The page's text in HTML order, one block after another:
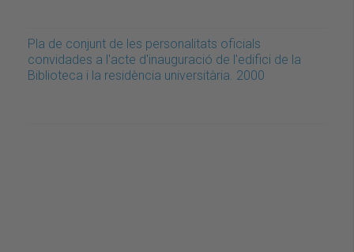
Pla de conjunt de les personalitats oficials
convidades a l'acte d'inauguració de l'edifici de la
Biblioteca i la residència universitària. 2000